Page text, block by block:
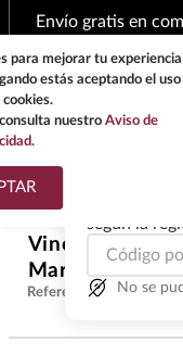
Envío gratis en
Las ofertas
según la
No se
¿Qué estas buscando?
Vino Tinto Le
Marquis De
Referencia:VBT4974
TÉRMINOS MÁS
BUSCADOS
1.
tequila
para mejorar tu experiencia
estás aceptando el uso
nuestro Aviso de